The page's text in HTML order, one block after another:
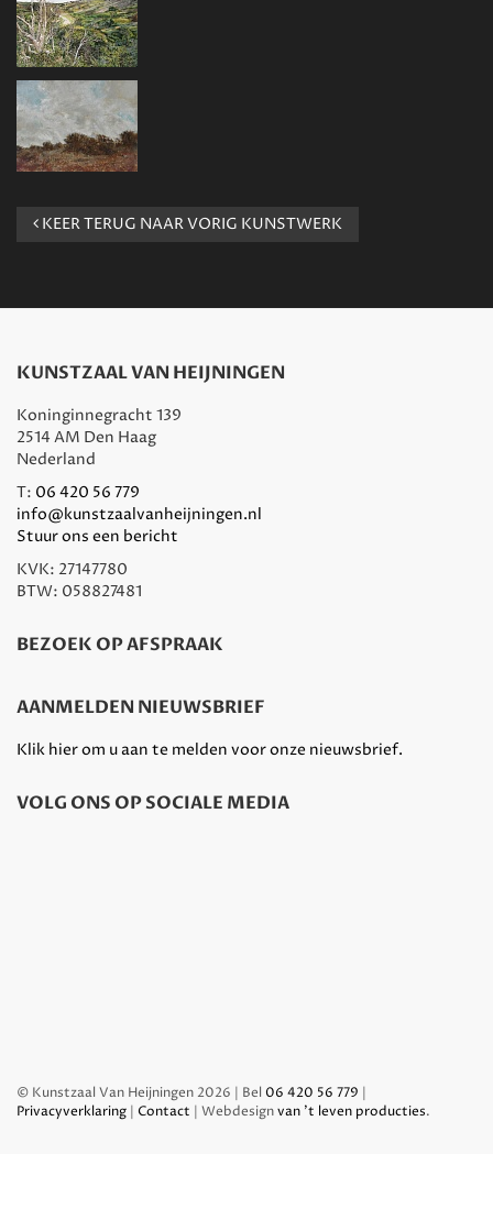
KEER TERUG NAAR VORIG KUNSTWERK
KUNSTZAAL VAN HEIJNINGEN
Koninginnegracht 139
2514 AM Den Haag
Nederland
T: 06 420 56 779
info@kunstzaalvanheijningen.nl
Stuur ons een bericht
KVK: 27147780
BTW: 058827481
BEZOEK OP AFSPRAAK
AANMELDEN NIEUWSBRIEF
Klik hier om u aan te melden voor onze nieuwsbrief.
VOLG ONS OP SOCIALE MEDIA
© Kunstzaal Van Heijningen 2026 | Bel 06 420 56 779 |
Privacyverklaring | Contact | Webdesignvan 't leven producties.